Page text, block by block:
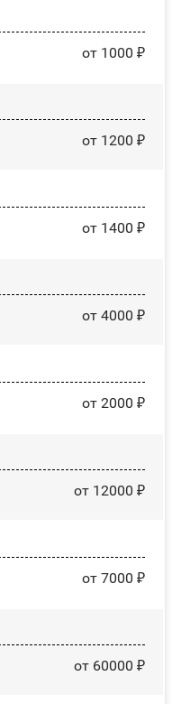
от 1000 ₽
от 1200 ₽
от 1400 ₽
от 4000 ₽
от 2000 ₽
от 12000 ₽
от 7000 ₽
от 60000 ₽